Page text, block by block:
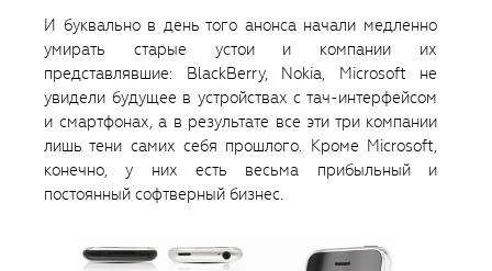
И буквально в день того анонса начали медленно
умирать старые устои и компании их
представлявшие: BlackBerry, Nokia, Microsoft не
увидели будущее в устройствах с тач-интерфейсом
и смартфонах, а в результате все эти три компании
лишь тени самих себя прошлого. Кроме Microsoft,
конечно, у них есть весьма прибыльный и
постоянный софтверный бизнес.